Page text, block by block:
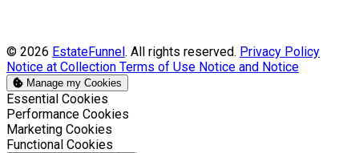
© 2026 EstateFunnel. All rights reserved. Privacy Policy
Notice at Collection Terms of Use Notice and Notice
Manage my Cookies
Enable
Essential Cookies
Enable
Performance Cookies
Enable
Marketing Cookies
Enable
Functional Cookies